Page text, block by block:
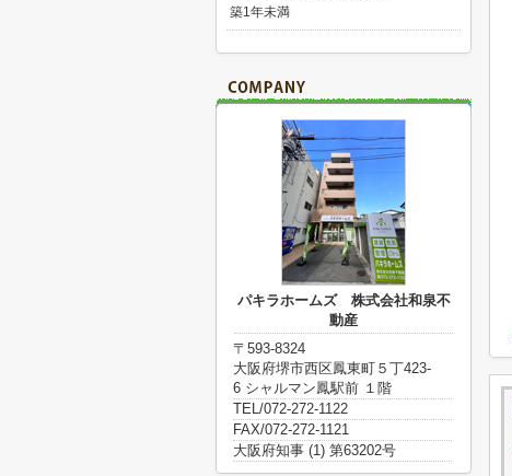
築1年未満
パキラホームズ 株式会社和泉不
動産
〒593-8324
大阪府堺市西区鳳東町５丁423-
6 シャルマン鳳駅前 １階
TEL/072-272-1122
FAX/072-272-1121
大阪府知事 (1) 第63202号